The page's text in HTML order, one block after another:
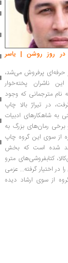
در روز روشن | یاسر
حرفه‌ای پرفروش می‌شد،
ناشران پخته‌خوار
مترجمانی که وجود
در تیراژ بالا چاپ
به شاهکارهای ادبیات
رمان‌های بزرگ به
از سوی این گروه چاپ
شده است که بخش
کتابفروشی‌های مترو
در اختیار گرفته... عزمی
از سوی ارشاد دیده